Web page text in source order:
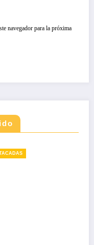
navegador para la próxima